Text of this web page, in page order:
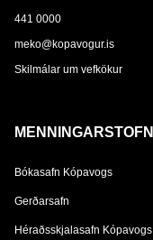
441 0000
meko@kopavogur.is
Skilmálar um vefkökur
Bókasafn Kópavogs
Gerðarsafn
Héraðsskjalasafn Kópavogs